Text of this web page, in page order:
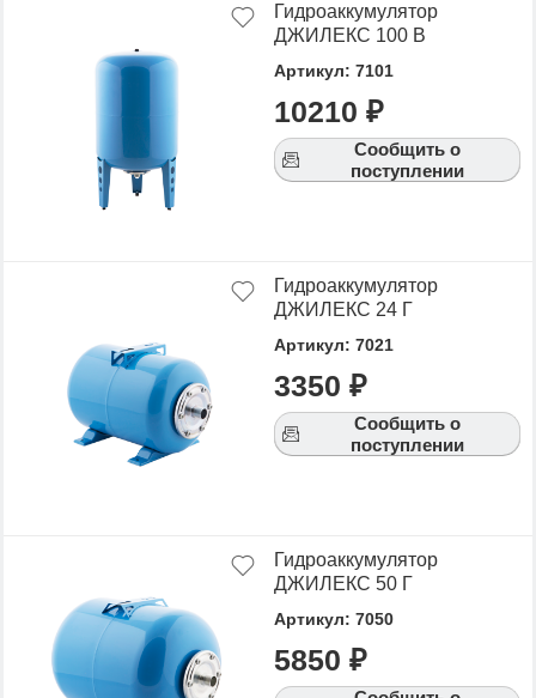
Гидроаккумулятор
ДЖИЛЕКС 100 В
Артикул: 7101
10210 ₽
Сообщить о
поступлении
Гидроаккумулятор
ДЖИЛЕКС 24 Г
Артикул: 7021
3350 ₽
Сообщить о
поступлении
Гидроаккумулятор
ДЖИЛЕКС 50 Г
Артикул: 7050
5850 ₽